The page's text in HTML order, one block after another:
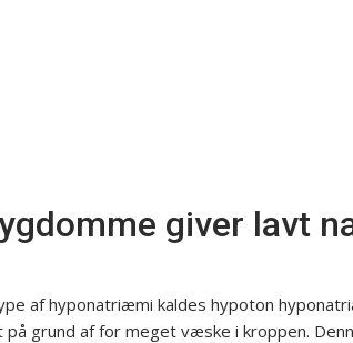
giver lavt
af hyponatriæmi kaldes hypoton
på grund af for meget væske i kroppen.